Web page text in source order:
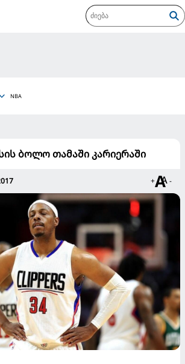
NBA
ბოლო თამაში კარიერაში
+ -